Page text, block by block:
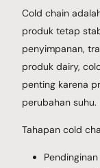
Cold chain
produk tetap
penyimpanan,
produk dairy,
penting karena
perubahan suhu.
Tahapan cold